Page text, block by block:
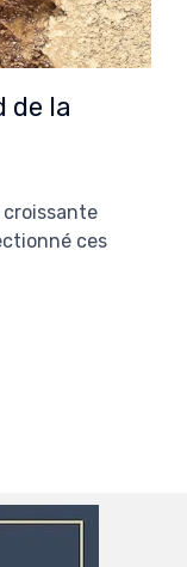
de la
croissante
ces